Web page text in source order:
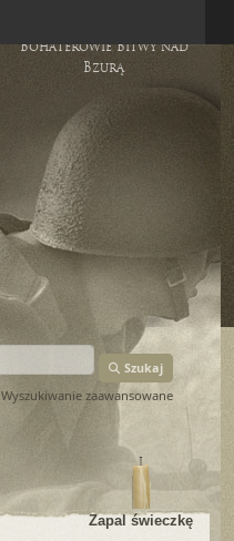
Bohaterowie Bitwy nad
Bzurą
Szukaj
Wyszukiwanie zaawansowane
Zapal świeczkę